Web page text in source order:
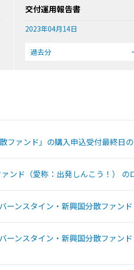
交付運用報告書
2023年04月14日
過去分
ファンド」の購入申込受付最終日
ンド（愛称：出発しんこう！）
ーンスタイン・新興国分散ファン
ーンスタイン・新興国分散ファン